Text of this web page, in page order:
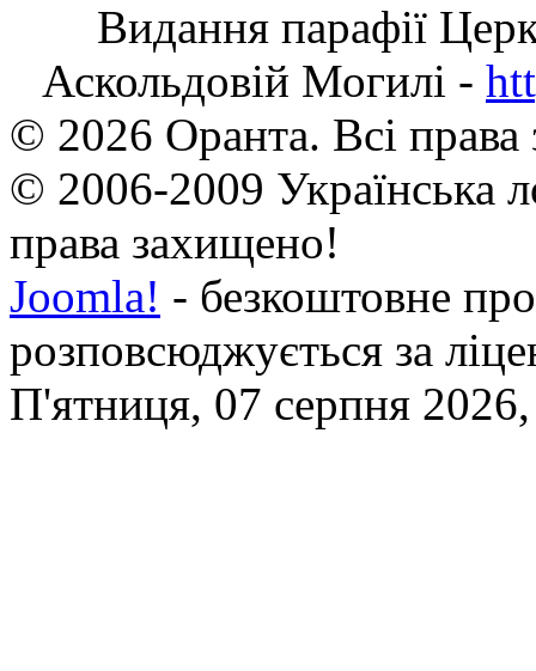
Видання парафії
Аскольдовій Могилі -
© 2026 Оранта. Всі
© 2006-2009 Українська
права захищено!
Joomla! - безкоштовне
розповсюджується за
П'ятниця, 07 серпня